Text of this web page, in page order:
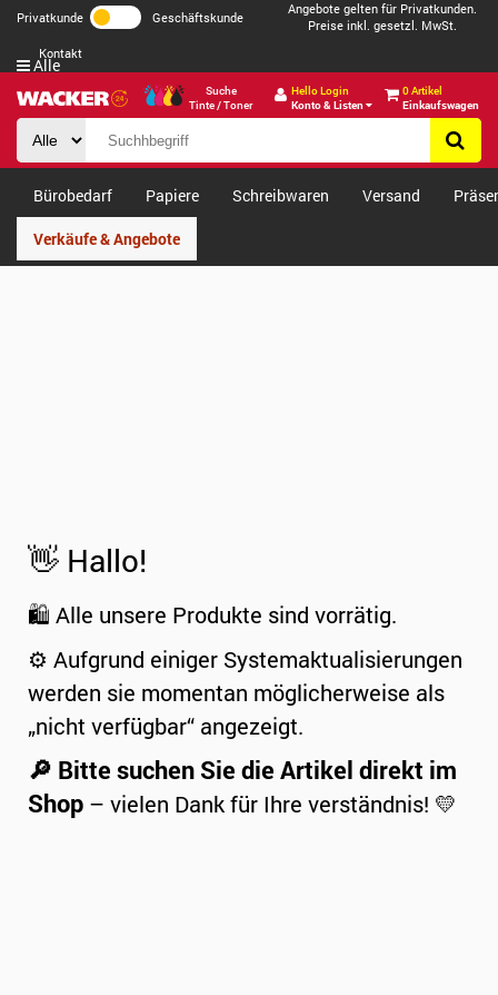
Privatkunde Geschäftskunde
Angebote gelten für Privatkunden.
Preise inkl. gesetzl. MwSt.
Kontakt
Suche
Tinte / Toner
Hello Login
Konto & Listen
0 Artikel
Einkaufswagen
Alle
Bürobedarf Papiere Schreibwaren Versand
Verkäufe & Angebote
👋 Hallo!
🛍️ Alle unsere Produkte sind vorrätig.
⚙️ Aufgrund einiger Systemaktualisierungen
werden sie momentan möglicherweise als
„nicht verfügbar“ angezeigt.
🔎 Bitte suchen Sie die Artikel direkt im
Shop – vielen Dank für Ihre verständnis! 💛